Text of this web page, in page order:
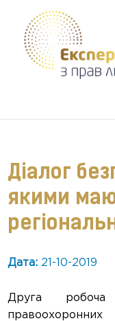
Діалог
якими
Дата: 21-10-2019
Друга робоча